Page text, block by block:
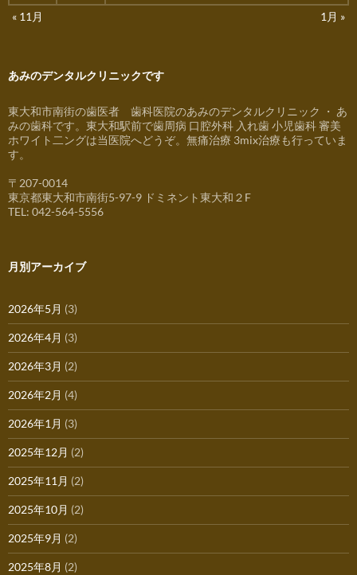
« 11月
1月 »
あみのデンタルクリニックです
東大和市南街の歯医者 歯科医院のあみのデンタルクリニック ・ あ
みの歯科です。東大和駅前で歯周病 口腔外科 入れ歯 小児歯科 審美
ホワイト二ングは当医院へどうぞ。無痛治療 3mix治療も行っていま
す。
〒207-0014
東京都東大和市南街5-97-9 ドミネント東大和２F
TEL: 042-564-5556
月別アーカイブ
2026年5月 (3)
2026年4月 (3)
2026年3月 (2)
2026年2月 (4)
2026年1月 (3)
2025年12月 (2)
2025年11月 (2)
2025年10月 (2)
2025年9月 (2)
2025年8月 (2)